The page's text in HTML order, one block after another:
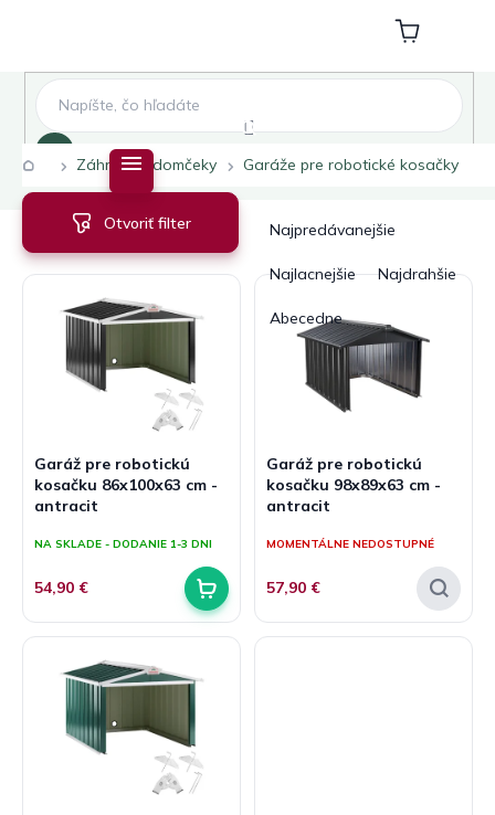
Nákupný
košík
DomovZáhradné domčeky Garáže pre robotické kosačky
a
e
u
k
o
Najpredávanejšie
Najlacnejšie Najdrahšie
Abecedne
Otvoriť filter
V
p
i
Garáž pre robotickú
kosačku 86x100x63 cm -
antracit
NA SKLADE - DODANIE 1-3 DNI
54,90 €
Garáž pre robotickú
kosačku 98x89x63 cm -
antracit
MOMENTÁLNE NEDOSTUPNÉ
57,90 €